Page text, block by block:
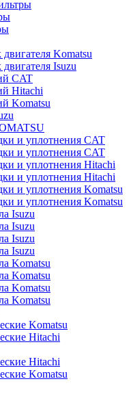
Komatsu
Isuzu
CAT
Hitachi
Komatsu
и уплотнения CAT
и уплотнения CAT
и уплотнения Hitachi
и уплотнения Hitachi
и уплотнения Komatsu
и уплотнения Komatsu
Isuzu
Isuzu
Isuzu
Isuzu
Komatsu
Komatsu
Komatsu
Komatsu
Komatsu
Hitachi
Hitachi
Komatsu